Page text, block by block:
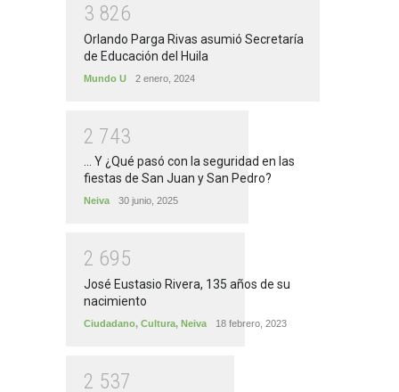
3 826
Orlando Parga Rivas asumió Secretaría
de Educación del Huila
Mundo U 2 enero, 2024
2 743
... Y ¿Qué pasó con la seguridad en las
fiestas de San Juan y San Pedro?
Neiva 30 junio, 2025
2 695
José Eustasio Rivera, 135 años de su
nacimiento
Ciudadano, Cultura, Neiva 18 febrero, 2023
2 537